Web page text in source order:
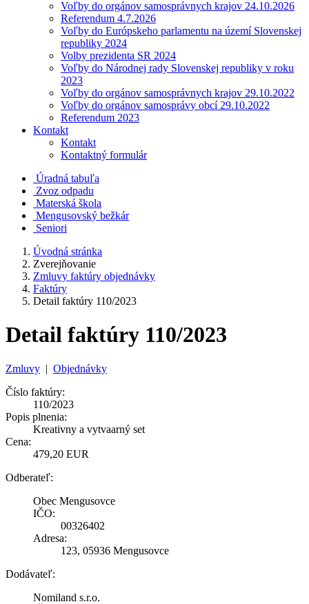
Voľby do orgánov samosprávnych krajov 24.10.2026
Referendum 4.7.2026
Voľby do Európskeho parlamentu na území Slovenskej
republiky 2024
Volby prezidenta SR 2024
Voľby do Národnej rady Slovenskej republiky v roku
2023
Voľby do orgánov samosprávnych krajov 29.10.2022
Voľby do orgánov samosprávy obcí 29.10.2022
Referendum 2023
Kontakt
Kontakt
Kontaktný formulár
Úradná tabuľa
Zvoz odpadu
Materská škola
Mengusovský bežkár
Seniori
Úvodná stránka
Zverejňovanie
Zmluvy faktúry objednávky
Faktúry
Detail faktúry 110/2023
Detail faktúry 110/2023
Zmluvy | Objednávky
Číslo faktúry:
110/2023
Popis plnenia:
Kreativny a vytvaarný set
Cena:
479,20 EUR
Odberateľ:
Obec Mengusovce
IČO:
00326402
Adresa:
123, 05936 Mengusovce
Dodávateľ:
Nomiland s.r.o.